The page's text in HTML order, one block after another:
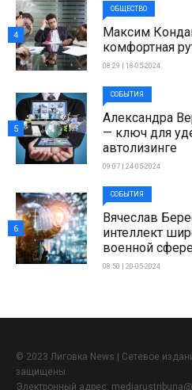
ОБЩЕСТВО
Максим
комфортная
08:29 | 18-05-2024
4
СОБЫТИЯ
Александра
— ключ для
автолизинге
09:07 | 24-05-2024
5
СОБЫТИЯ
Вячеслав
интеллект
военной
08:50 | 20-05-2024
6
© 2023 Лиговка News | Сетевое
защищены.
Электронный адрес: